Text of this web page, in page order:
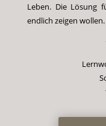
Leben. Die Lösung
endlich zeigen wollen.